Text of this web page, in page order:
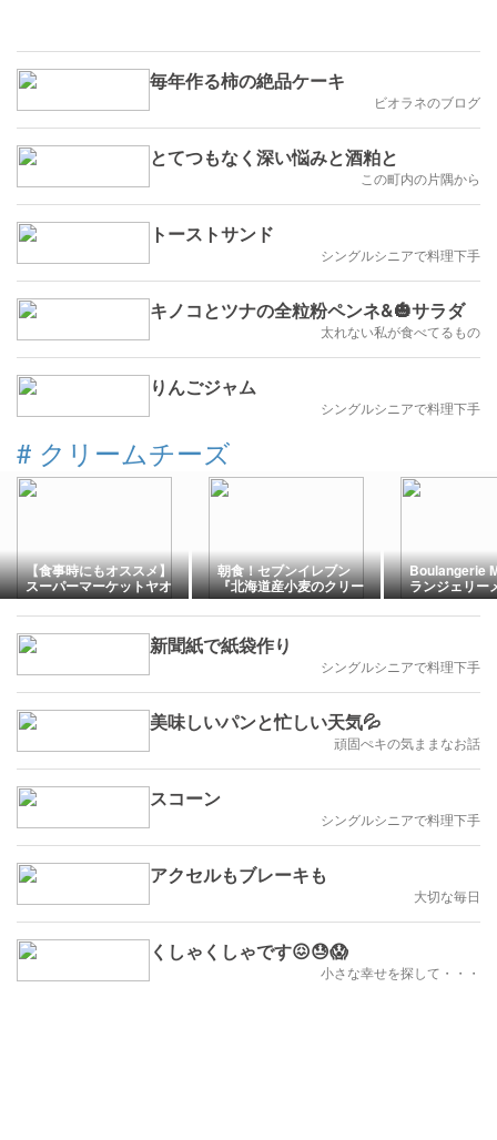
毎年作る柿の絶品ケーキ
ビオラネのブログ
とてつもなく深い悩みと酒粕と
この町内の片隅から
トーストサンド
シングルシニアで料理下手
キノコとツナの全粒粉ペンネ&🎃サラダ
太れない私が食べてるもの
りんごジャム
シングルシニアで料理下手
# クリームチーズ
【食事時にもオススメ】
スーパーマーケットヤオ
コーのイチジクとクリー
ムチーズパン
朝食！セブンイレブン
『北海道産小麦のクリー
ムチーズ蒸しケーキ』を
食べてみた！
Boulangerie
ランジェリー
小杉 レモンパ
新聞紙で紙袋作り
シングルシニアで料理下手
美味しいパンと忙しい天気💦
頑固ぺキの気ままなお話
スコーン
シングルシニアで料理下手
アクセルもブレーキも
大切な毎日
くしゃくしゃです😖😓😱
小さな幸せを探して・・・